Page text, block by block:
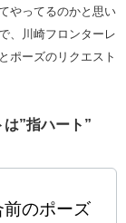
やってるのかと思い
、川崎フロンターレ
ポーズのリクエスト
”指ハート”
のポーズ